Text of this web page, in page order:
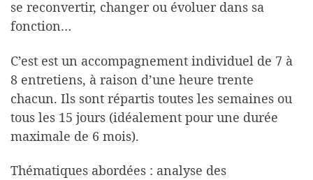
se reconvertir, changer ou évoluer dans sa
fonction…
C’est est un accompagnement individuel de 7 à
8 entretiens, à raison d’une heure trente
chacun. Ils sont répartis toutes les semaines ou
tous les 15 jours (idéalement pour une durée
maximale de 6 mois).
Thématiques abordées : analyse des